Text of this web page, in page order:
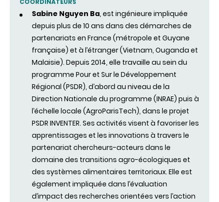
COORDINATEURS
Sabine Nguyen Ba, est ingénieure impliquée
depuis plus de 10 ans dans des démarches de
partenariats en France (métropole et Guyane
française) et à l’étranger (Vietnam, Ouganda et
Malaisie). Depuis 2014, elle travaille au sein du
programme Pour et Sur le Développement
Régional (PSDR), d’abord au niveau de la
Direction Nationale du programme (INRAE) puis à
l’échelle locale (AgroParisTech), dans le projet
PSDR INVENTER. Ses activités visent à favoriser les
apprentissages et les innovations à travers le
partenariat chercheurs-acteurs dans le
domaine des transitions agro-écologiques et
des systèmes alimentaires territoriaux. Elle est
également impliquée dans l’évaluation
d’impact des recherches orientées vers l’action